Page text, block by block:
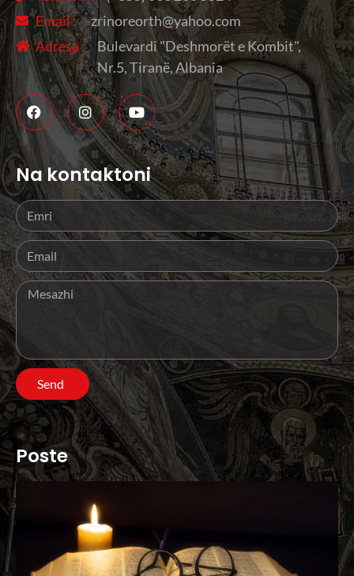
Email :
zrinoreorth@yahoo.com
Adresa :
Bulevardi "Deshmorët e Kombit",
Nr.5, Tiranë, Albania
Na kontaktoni
Send
Poste